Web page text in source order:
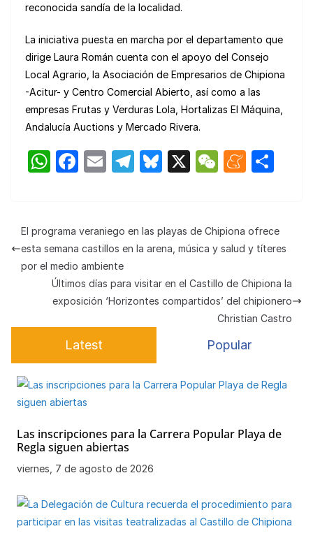
reconocida sandía de la localidad.
La iniciativa puesta en marcha por el departamento que
dirige Laura Román cuenta con el apoyo del Consejo
Local Agrario, la Asociación de Empresarios de Chipiona
-Acitur- y Centro Comercial Abierto, así como a las
empresas Frutas y Verduras Lola, Hortalizas El Máquina,
Andalucía Auctions y Mercado Rivera.
W
s
A
p
p
F
e
b
o
o
E
T
gr
a
m
Bl
s
k
X
W
h
at
M
e
a
m
e
p
ar
tir
El programa veraniego en las playas de Chipiona ofrece
esta semana castillos en la arena, música y salud y títeres
por el medio ambiente
Últimos días para visitar en el Castillo de Chipiona la
exposición ‘Horizontes compartidos’ del chipionero
Christian Castro
Latest Popular
Las inscripciones para la Carrera Popular Playa de
Regla siguen abiertas
viernes, 7 de agosto de 2026